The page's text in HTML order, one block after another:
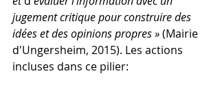
jugement critique pour construire des
idées et des opinions propres » (Mairie
d'Ungersheim, 2015). Les actions
incluses dans ce pilier: